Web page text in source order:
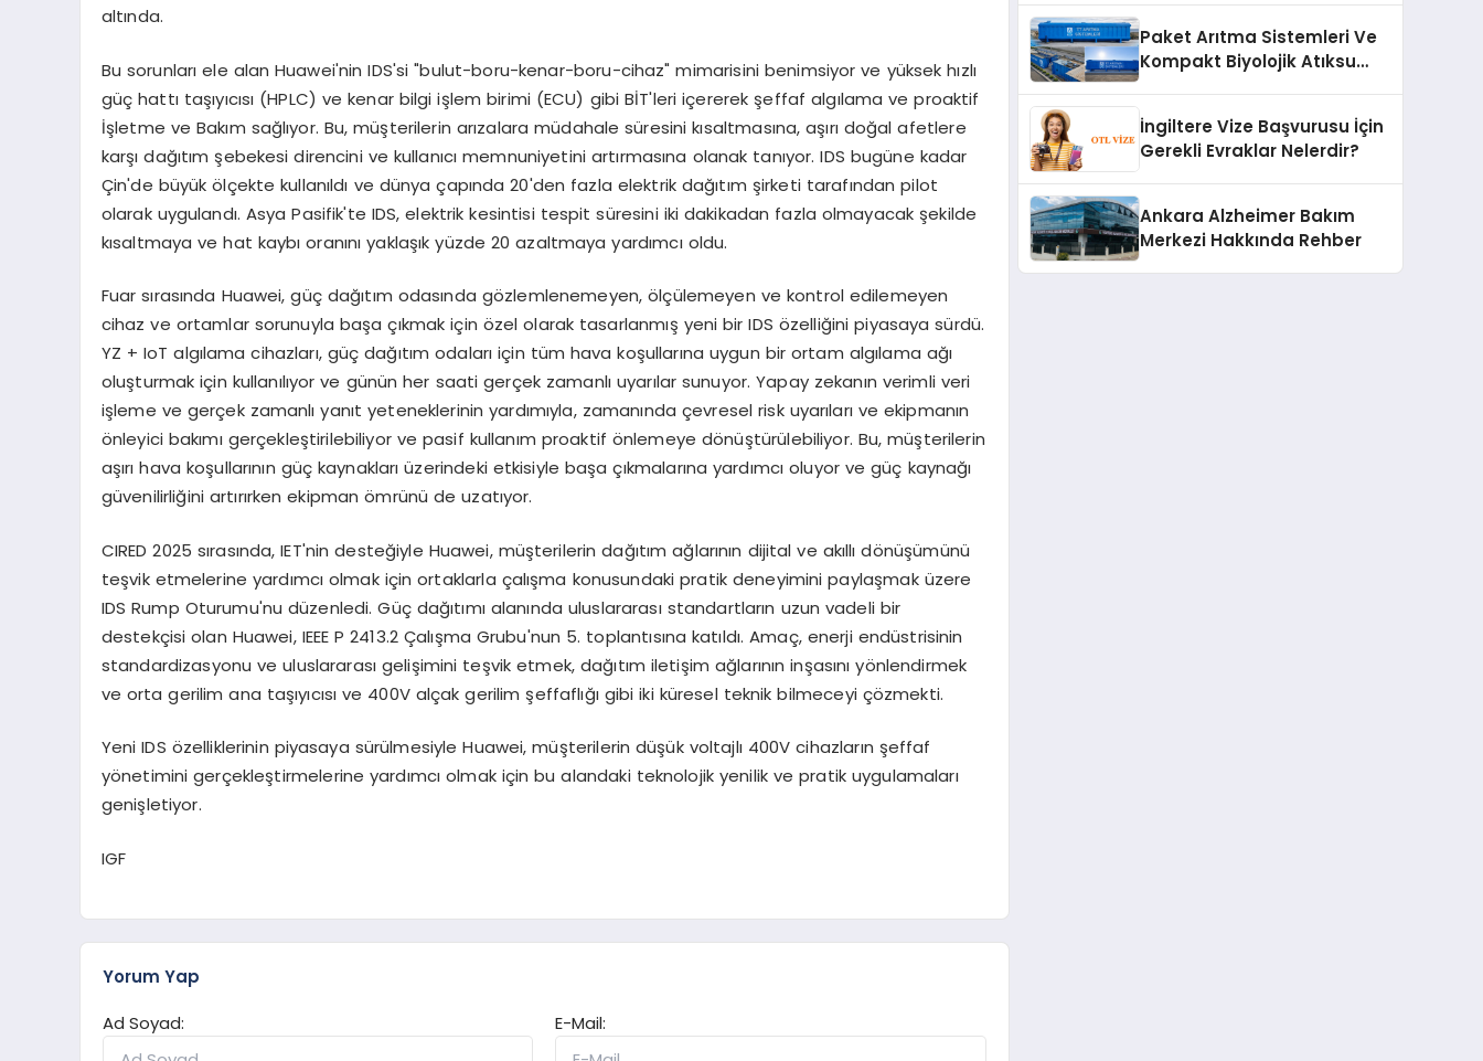
altında.
Bu sorunları ele alan Huawei'nin IDS'si "bulut-boru-kenar-boru-cihaz" mimarisini benimsiyor ve yüksek hızlı
güç hattı taşıyıcısı (HPLC) ve kenar bilgi işlem birimi (ECU) gibi BİT'leri içererek şeffaf algılama ve proaktif
İşletme ve Bakım sağlıyor. Bu, müşterilerin arızalara müdahale süresini kısaltmasına, aşırı doğal afetlere
karşı dağıtım şebekesi direncini ve kullanıcı memnuniyetini artırmasına olanak tanıyor. IDS bugüne kadar
Çin'de büyük ölçekte kullanıldı ve dünya çapında 20'den fazla elektrik dağıtım şirketi tarafından pilot
olarak uygulandı. Asya Pasifik'te IDS, elektrik kesintisi tespit süresini iki dakikadan fazla olmayacak şekilde
kısaltmaya ve hat kaybı oranını yaklaşık yüzde 20 azaltmaya yardımcı oldu.
Fuar sırasında Huawei, güç dağıtım odasında gözlemlenemeyen, ölçülemeyen ve kontrol edilemeyen
cihaz ve ortamlar sorunuyla başa çıkmak için özel olarak tasarlanmış yeni bir IDS özelliğini piyasaya sürdü.
YZ + IoT algılama cihazları, güç dağıtım odaları için tüm hava koşullarına uygun bir ortam algılama ağı
oluşturmak için kullanılıyor ve günün her saati gerçek zamanlı uyarılar sunuyor. Yapay zekanın verimli veri
işleme ve gerçek zamanlı yanıt yeteneklerinin yardımıyla, zamanında çevresel risk uyarıları ve ekipmanın
önleyici bakımı gerçekleştirilebiliyor ve pasif kullanım proaktif önlemeye dönüştürülebiliyor. Bu, müşterilerin
aşırı hava koşullarının güç kaynakları üzerindeki etkisiyle başa çıkmalarına yardımcı oluyor ve güç kaynağı
güvenilirliğini artırırken ekipman ömrünü de uzatıyor.
CIRED 2025 sırasında, IET'nin desteğiyle Huawei, müşterilerin dağıtım ağlarının dijital ve akıllı dönüşümünü
teşvik etmelerine yardımcı olmak için ortaklarla çalışma konusundaki pratik deneyimini paylaşmak üzere
IDS Rump Oturumu'nu düzenledi. Güç dağıtımı alanında uluslararası standartların uzun vadeli bir
destekçisi olan Huawei, IEEE P 2413.2 Çalışma Grubu'nun 5. toplantısına katıldı. Amaç, enerji endüstrisinin
standardizasyonu ve uluslararası gelişimini teşvik etmek, dağıtım iletişim ağlarının inşasını yönlendirmek
ve orta gerilim ana taşıyıcısı ve 400V alçak gerilim şeffaflığı gibi iki küresel teknik bilmeceyi çözmekti.
Yeni IDS özelliklerinin piyasaya sürülmesiyle Huawei, müşterilerin düşük voltajlı 400V cihazların şeffaf
yönetimini gerçekleştirmelerine yardımcı olmak için bu alandaki teknolojik yenilik ve pratik uygulamaları
genişletiyor.
IGF
Yorum Yap
Ad Soyad:
E-Mail:
Paket Arıtma Sistemleri Ve
Kompakt Biyolojik Atıksu
İngiltere Vize Başvurusu İçin
Gerekli Evraklar Nelerdir?
Ankara Alzheimer Bakım
Merkezi Hakkında Rehber